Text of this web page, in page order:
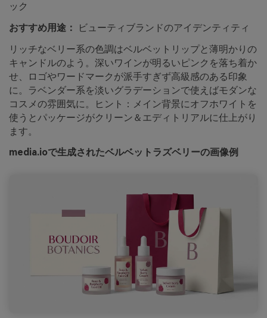
ック
おすすめ用途：
ビューティブランドのアイデンティティ
リッチなベリー系の色調はベルベットリップと薄明かりの
キャンドルのよう。深いワインが明るいピンクを落ち着か
せ、ロゴやワードマークが派手すぎず高級感のある印象
に。ラベンダー系を淡いグラデーションで使えばモダンな
コスメの雰囲気に。ヒント：メイン背景にオフホワイトを
使うとパッケージがクリーン＆エディトリアルに仕上がり
ます。
media.ioで生成されたベルベットラズベリーの画像例